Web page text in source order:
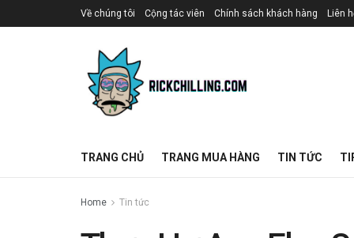
Về chúng tôi Cộng tác viên Chính sách khách hàng Liên
TRANG CHỦ TRANG MUA HÀNG TIN TỨC
Home Tin tức